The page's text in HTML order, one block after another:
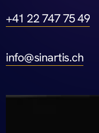
info@sinartis.ch
+41 22 747 75 49